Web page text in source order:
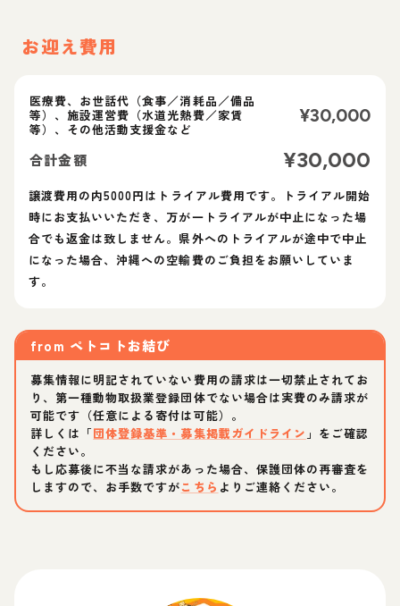
お迎え費用
医療費、お世話代（食事／消耗品／備品
等）、施設運営費（水道光熱費／家賃
等）、その他活動支援金など
¥30,000
合計金額 ¥30,000
譲渡費用の内5000円はトライアル費用です。トライアル開始
時にお支払いいただき、万が一トライアルが中止になった場
合でも返金は致しません。県外へのトライアルが途中で中止
になった場合、沖縄への空輸費のご負担をお願いしていま
す。
from ペトコトお結び
募集情報に明記されていない費用の請求は一切禁止されてお
り、第一種動物取扱業登録団体でない場合は実費のみ請求が
可能です（任意による寄付は可能）。
詳しくは「団体登録基準・募集掲載ガイドライン 」をご確認
ください。
もし応募後に不当な請求があった場合、保護団体の再審査を
しますので、お手数ですがこちら よりご連絡ください。